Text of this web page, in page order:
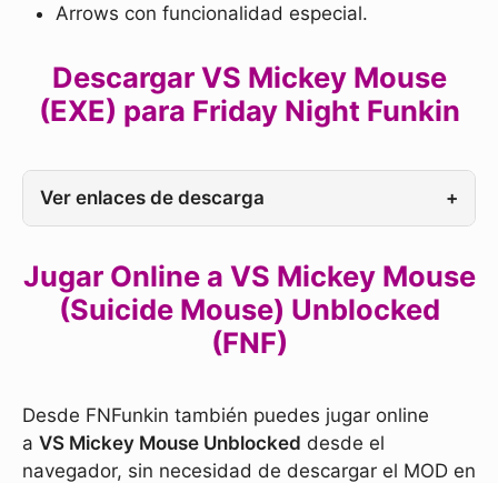
Arrows con funcionalidad especial.
Descargar VS Mickey Mouse
(EXE) para Friday Night Funkin
Ver enlaces de descarga +
Jugar Online a VS Mickey Mouse
(Suicide Mouse) Unblocked
(FNF)
Desde FNFunkin también puedes jugar online
a VS Mickey Mouse Unblocked desde el
navegador, sin necesidad de descargar el MOD en